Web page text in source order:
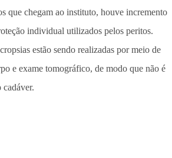
que chegam ao instituto, houve incremento
individual utilizados pelos peritos.
estão sendo realizadas por meio de
e exame tomográfico, de modo que não é
cadáver.